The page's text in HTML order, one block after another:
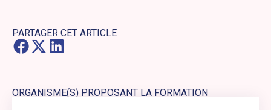
PARTAGER CET ARTICLE
ORGANISME(S) PROPOSANT LA FORMATION